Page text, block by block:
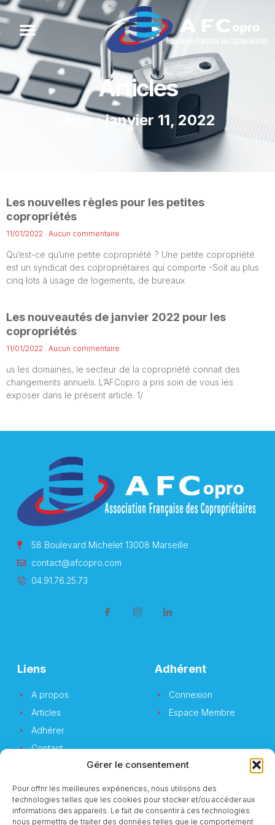
Gérer le consentement
Pour offrir les meilleures expériences, nous utilisons des
technologies telles que les cookies pour stocker et/ou accéder aux
informations des appareils. Le fait de consentir à ces technologies
nous permettra de traiter des données telles que le comportement
Articles
Jour : janvier 11, 2022
Les nouvelles règles pour les petites
copropriétés
11/01/2022 Aucun commentaire
Qu’est-ce qu’une petite copropriété ? Une petite copropriété
est un syndicat des copropriétaires qui comporte -Soit au plus
cinq lots à usage de logements, de bureaux
Les nouveautés de janvier 2022 pour les
copropriétés
11/01/2022 Aucun commentaire
us les domaines, le secteur de la copropriété connait des
changements annuels. L’AFCopro a pris soin de vous les
exposer dans le présent article. 1/
58 Boulevard Michelet 13008 Marseille
contact@afcopro.com
04.91.76.25.73
Liens
A propos
Articles
Adhérer
Contact
Adhérent
Connexion
Espace Membre
Newsletter